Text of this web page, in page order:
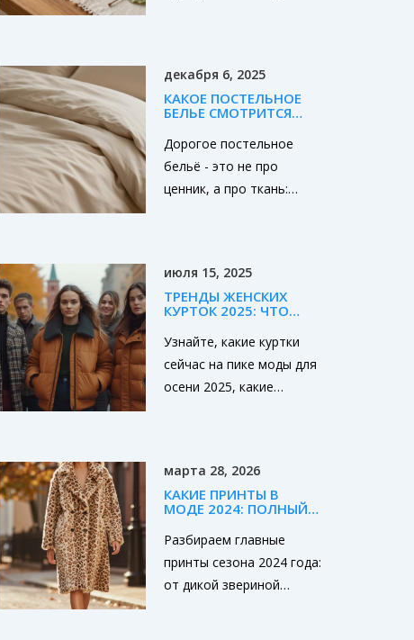
под свой стиль и климат.
Простые советы по
использования. Узнайте,
какие ткани подойдут
вам идеально.
декабря 6, 2025
КАКОЕ ПОСТЕЛЬНОЕ
БЕЛЬЕ СМОТРИТСЯ
ТЕКСТУРЫ И ДЕТАЛИ,
КОТОРЫЕ
ДЕЙСТВИТЕЛЬНО
ОТЛИЧАЮТ ДОРОГОЕ
ОТ ДЕШЕВОГО
Дорогое постельное
бельё - это не про
ценник, а про ткань:
чувствуется каждую
ночь. Узнайте, как
качество от маркетинга.
июля 15, 2025
ТРЕНДЫ ЖЕНСКИХ
КУРТОК 2025: ЧТО
ОСЕНЬЮ?
Узнайте, какие куртки
сейчас на пике моды для
осени 2025, какие
выборе и как сочетать
их каждый день.
марта 28, 2026
КАКИЕ ПРИНТЫ В
МОДЕ 2024: ПОЛНЫЙ
ОСЕНИ
Разбираем главные
принты сезона 2024 года:
от дикой звериной